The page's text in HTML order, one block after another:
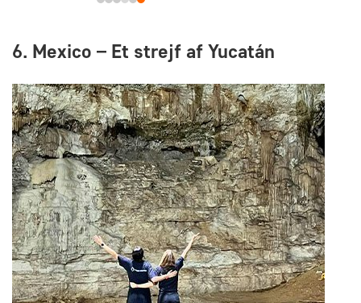
6. Mexico – Et strejf af Yucatán